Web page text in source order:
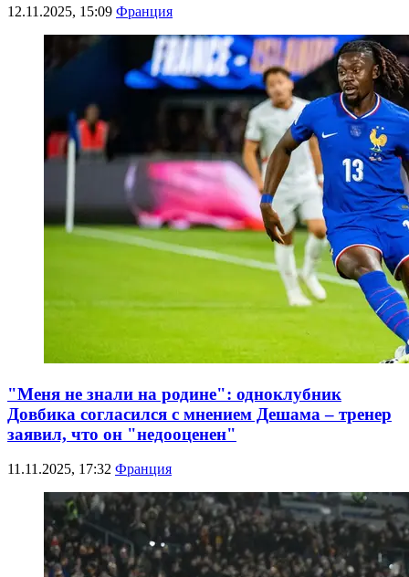
12.11.2025, 15:09 Франция
"Меня не знали на родине": одноклубник
Довбика согласился с мнением Дешама – тренер
заявил, что он "недооценен"
11.11.2025, 17:32 Франция